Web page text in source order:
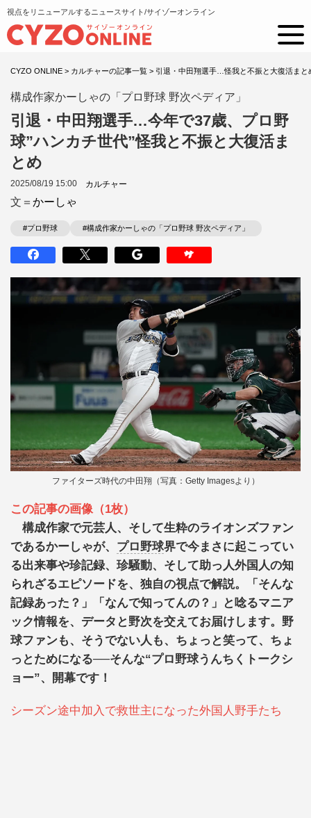
視点をリニューアルするニュースサイト/サイゾーオンライン
CYZO ONLINE > カルチャーの記事一覧 > 引退・中田翔選手…怪我と不振と大復活まと
構成作家かーしゃの「プロ野球 野次ペディア」
引退・中田翔選手…今年で37歳、プロ野
球”ハンカチ世代”怪我と不振と大復活ま
とめ
2025/08/19 15:00 カルチャー
文＝ かーしゃ
#プロ野球 #構成作家かーしゃの「プロ野球 野次ペディア」
ファイターズ時代の中田翔（写真：Getty Imagesより）
この記事の画像（1枚）
構成作家で元芸人、そして生粋のライオンズファン
であるかーしゃが、 プロ野球界で今まさに起こってい
る出来事や珍記録、珍騒動、そして助っ人外国人の知
られざるエピソードを、独自の視点で解説。「そんな
記録あった？」「なんで知ってんの？」と唸るマニア
ック情報を、データと野次を交えてお届けします。野
球ファンも、そうでない人も、ちょっと笑って、ちょ
っとためになる──そんな“プロ野球うんちくトークシ
ョー”、開幕です！
シーズン途中加入で救世主になった外国人野手たち